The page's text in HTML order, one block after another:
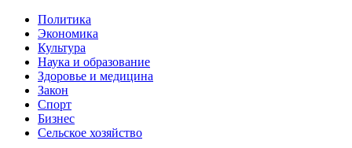
Политика
Экономика
Культура
Наука и образование
Здоровье и медицина
Закон
Спорт
Бизнес
Сельское хозяйство